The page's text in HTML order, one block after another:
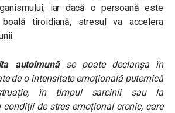
iar dacă o persoană este
tiroidiană, stresul va accelera
autoimunăse poate declanșa în
de o intensitate emoțională puternică
în timpul sarcinii sau la
de stres emoțional cronic, care